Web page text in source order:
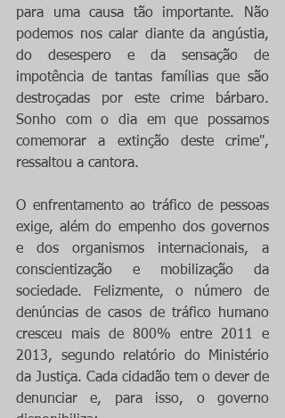
para uma causa tão importante. Não
podemos nos calar diante da angústia,
do desespero e da sensação de
impotência de tantas famílias que são
destroçadas por este crime bárbaro.
Sonho com o dia em que possamos
comemorar a extinção deste crime",
ressaltou a cantora.
O enfrentamento ao tráfico de pessoas
exige, além do empenho dos governos
e dos organismos internacionais, a
conscientização e mobilização da
sociedade. Felizmente, o número de
denúncias de casos de tráfico humano
cresceu mais de 800% entre 2011 e
2013, segundo relatório do Ministério
da Justiça. Cada cidadão tem o dever de
denunciar e, para isso, o governo